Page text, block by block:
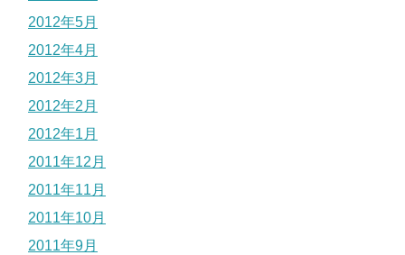
2012年5月
2012年4月
2012年3月
2012年2月
2012年1月
2011年12月
2011年11月
2011年10月
2011年9月